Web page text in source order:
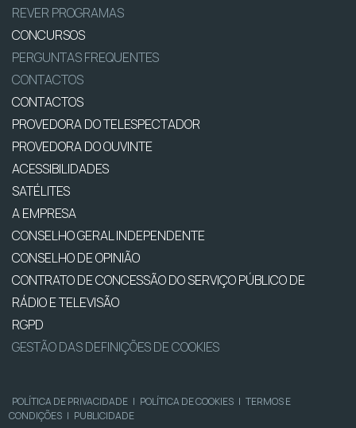
REVER PROGRAMAS
CONCURSOS
PERGUNTAS FREQUENTES
CONTACTOS
CONTACTOS
PROVEDORA DO TELESPECTADOR
PROVEDORA DO OUVINTE
ACESSIBILIDADES
SATÉLITES
A EMPRESA
CONSELHO GERAL INDEPENDENTE
CONSELHO DE OPINIÃO
CONTRATO DE CONCESSÃO DO SERVIÇO PÚBLICO DE
RÁDIO E TELEVISÃO
RGPD
GESTÃO DAS DEFINIÇÕES DE COOKIES
POLÍTICA DE PRIVACIDADE | POLÍTICA DE COOKIES | TERMOS E
CONDIÇÕES | PUBLICIDADE